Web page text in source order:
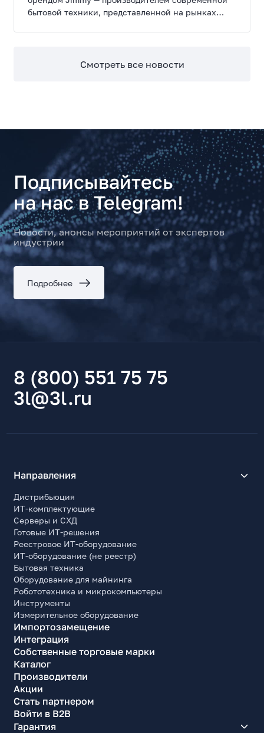
бытовой техники, представленной на рынках
Смотреть все новости
Подписывайтесь
на нас в Telegram!
Новости, анонсы мероприятий от экспертов
индустрии
Подробнее
8 (800) 551 75 75
3l@3l.ru
Направления
Дистрибьюция
ИТ-комплектующие
Серверы и СХД
Готовые ИТ-решения
Реестровое ИТ-оборудование
ИТ-оборудование (не реестр)
Бытовая техника
Оборудование для майнинга
Робототехника и микрокомпьютеры
Инструменты
Измерительное оборудование
Импортозамещение
Интеграция
Собственные торговые марки
Каталог
Производители
Акции
Стать партнером
Войти в B2B
Гарантия